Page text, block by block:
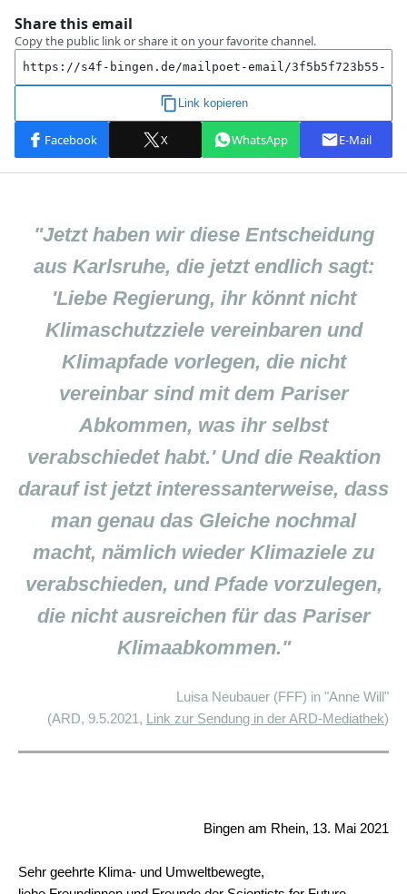
"Jetzt haben wir diese Entscheidung
aus Karlsruhe, die jetzt endlich sagt:
'Liebe Regierung, ihr könnt nicht
Klimaschutzziele vereinbaren und
Klimapfade vorlegen, die nicht
vereinbar sind mit dem Pariser
Abkommen, was ihr selbst
verabschiedet habt.' Und die Reaktion
darauf ist jetzt interessanterweise, dass
man genau das Gleiche nochmal
macht, nämlich wieder Klimaziele zu
verabschieden, und Pfade vorzulegen,
die nicht ausreichen für das Pariser
Klimaabkommen."
Luisa Neubauer (FFF) in "Anne Will"
(ARD, 9.5.2021, Link zur Sendung in der ARD-Mediathek)
Bingen am Rhein, 13. Mai 2021
Sehr geehrte Klima- und Umweltbewegte,